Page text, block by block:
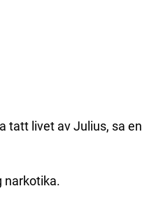
tatt livet av Julius, sa en
narkotika.